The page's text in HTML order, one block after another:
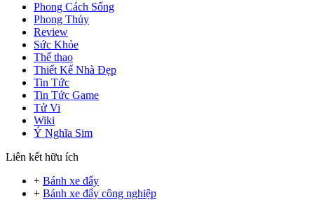
Phong Cách Sống
Phong Thủy
Review
Sức Khỏe
Thể thao
Thiết Kế Nhà Đẹp
Tin Tức
Tin Tức Game
Tử Vi
Wiki
Ý Nghĩa Sim
Liên kết hữu ích
+ Bánh xe đẩy
+ Bánh xe đẩy công nghiệp